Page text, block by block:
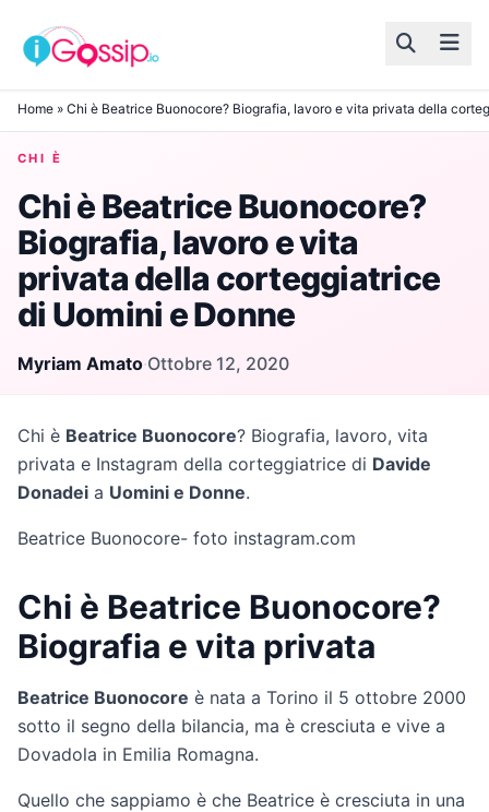
Skip to content
Home » Chi è Beatrice Buonocore? Biografia, lavoro e vita privata della
CHI È
Chi è Beatrice Buonocore?
Biografia, lavoro e vita
privata della corteggiatrice
di Uomini e Donne
Myriam Amato·Ottobre 12, 2020
Chi è Beatrice Buonocore? Biografia, lavoro, vita
privata e Instagram della corteggiatrice di Davide
Donadei a Uomini e Donne.
Beatrice Buonocore- foto instagram.com
Chi è Beatrice Buonocore?
Biografia e vita privata
Beatrice Buonocore è nata a Torino il 5 ottobre 2000
sotto il segno della bilancia, ma è cresciuta e vive a
Dovadola in Emilia Romagna.
Quello che sappiamo è che Beatrice è cresciuta in una